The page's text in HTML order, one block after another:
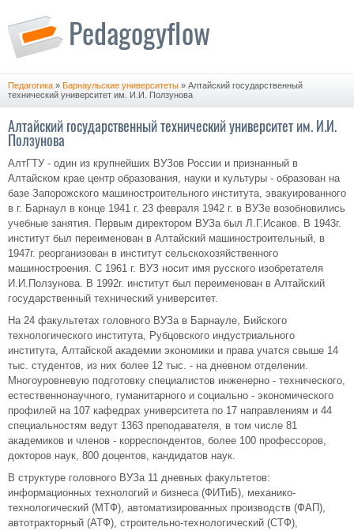
Педагогика » Барнаульские университеты » Алтайский государственный
технический университет им. И.И. Ползунова
Алтайский государственный технический университет им. И.И.
Ползунова
АлтГТУ - один из крупнейших ВУЗов России и признанный в
Алтайском крае центр образования, науки и культуры - образован на
базе Запорожского машиностроительного института, эвакуированного
в г. Барнаул в конце 1941 г. 23 февраля 1942 г. в ВУЗе возобновились
учебные занятия. Первым директором ВУЗа был Л.Г.Исаков. В 1943г.
институт был переименован в Алтайский машиностроительный, в
1947г. реорганизован в институт сельскохозяйственного
машиностроения. С 1961 г. ВУЗ носит имя русского изобретателя
И.И.Ползунова. В 1992г. институт был переименован в Алтайский
государственный технический университет.
На 24 факультетах головного ВУЗа в Барнауле, Бийского
технологического института, Рубцовского индустриального
института, Алтайской академии экономики и права учатся свыше 14
тыс. студентов, из них более 12 тыс. - на дневном отделении.
Многоуровневую подготовку специалистов инженерно - технического,
естественнонаучного, гуманитарного и социально - экономического
профилей на 107 кафедрах университета по 17 направлениям и 44
специальностям ведут 1363 преподавателя, в том числе 81
академиков и членов - корреспондентов, более 100 профессоров,
докторов наук, 800 доцентов, кандидатов наук.
В структуре головного ВУЗа 11 дневных факультетов:
информационных технологий и бизнеса (ФИТиБ), механико-
технологический (МТФ), автоматизированных производств (ФАП),
автотракторный (АТФ), строительно-технологический (СТФ),